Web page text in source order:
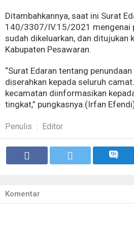
Ditambahkannya, saat ini Surat
140/3307/IV.15/2021 mengenai
sudah dikeluarkan, dan ditujukan
Kabupaten Pesawaran.
“Surat Edaran tentang
diserahkan kepada seluruh
kecamatan diinformasikan
tingkat,” pungkasnya.(Irfan
Penulis : Editor
Komentar